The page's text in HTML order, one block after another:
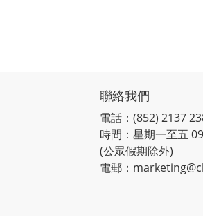
聯絡我們
電話：(852) 2137
時間：星期一至五
(公眾假期除外)
電郵：